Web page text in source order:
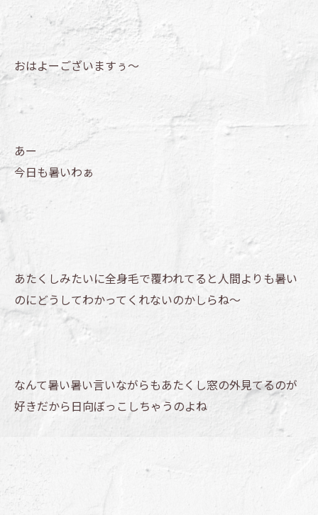
おはよーございますぅ～
あー
今日も暑いわぁ
あたくしみたいに全身毛で覆われてると人間よりも暑い
のにどうしてわかってくれないのかしらね～
なんて暑い暑い言いながらもあたくし窓の外見てるのが
好きだから日向ぼっこしちゃうのよね